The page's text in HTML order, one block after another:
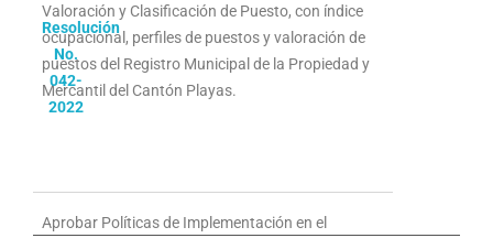
Valoración y Clasificación de Puesto, con índice
ocupacional, perfiles de puestos y valoración de
puestos del Registro Municipal de la Propiedad y
Mercantil del Cantón Playas.
Resolución
No.
042-
2022
Aprobar Políticas de Implementación en el